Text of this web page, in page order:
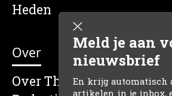
Meld je aan
nieuwsbrief
En krijg automatisch
artikelen in je inbox,
Heden
Over
Over The Dutch Historian